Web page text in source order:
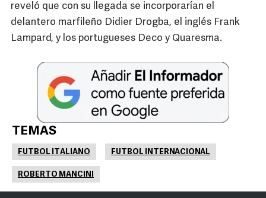
reveló que con su llegada se incorporarían el
delantero marfileño Didier Drogba, el inglés Frank
Lampard, y los portugueses Deco y Quaresma.
TEMAS
FUTBOL ITALIANO FUTBOL INTERNACIONAL
ROBERTO MANCINI